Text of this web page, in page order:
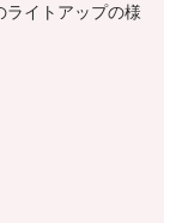
ライトアップの様